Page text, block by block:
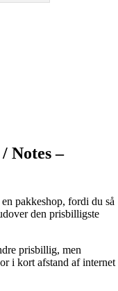
Notes –
pakkeshop, fordi du så
den prisbilligste
prisbillig, men
i kort afstand af internet